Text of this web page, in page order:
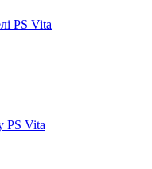
PS Vita
PS Vita